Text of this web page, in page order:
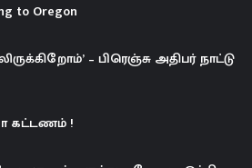
to Oregon
– பிரெஞ்சு அதிபர் நாட்டு
கட்டணம் !